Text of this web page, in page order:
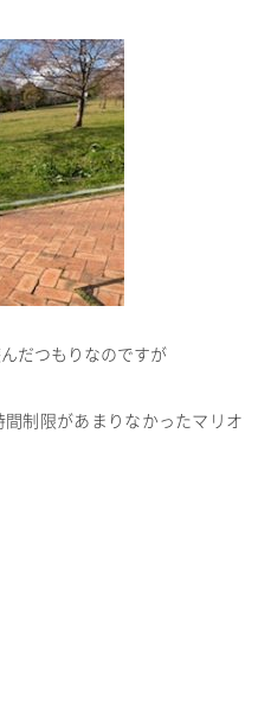
だつもりなのですが
制限があまりなかったマリオ